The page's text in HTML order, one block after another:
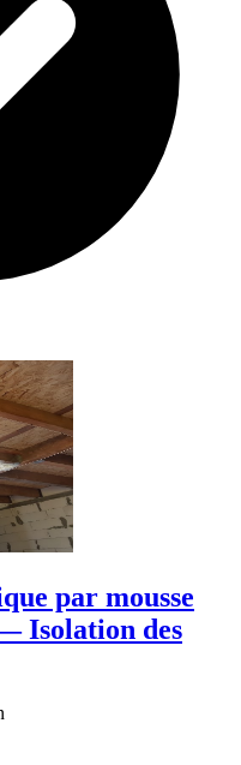
par mousse
Isolation des